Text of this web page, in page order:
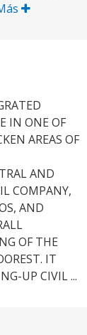
IN ONE OF
AREAS OF
AND
COMPANY,
AND
OF THE
IT
UP CIVIL ...